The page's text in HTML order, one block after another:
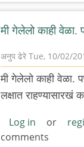
मी गेलेलो काही वेळा.
अनुप ढेरे Tue, 10/02/
In
डेक्कनला
असलेल्या
मी गेलेलो काही वेळा.
लक्षात राहण्यासारखं
Log in or
comments